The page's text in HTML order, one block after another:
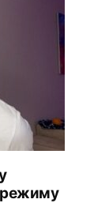
режиму